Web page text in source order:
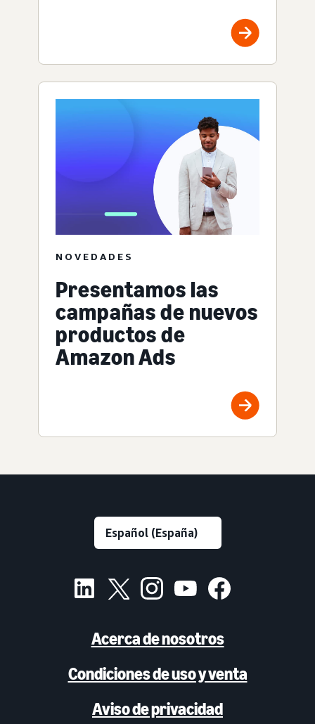
NOVEDADES
Presentamos las
campañas de nuevos
productos de
Amazon Ads
Acerca de nosotros
Condiciones de uso y venta
Aviso de privacidad